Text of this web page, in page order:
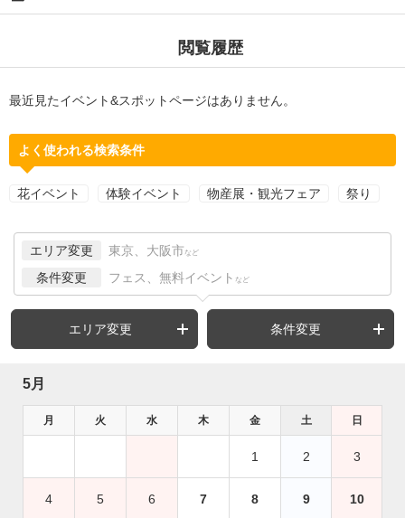
閲覧履歴
最近見たイベント&スポットページはありません。
よく使われる検索条件
花イベント 体験イベント 物産展・観光フェア 祭り
エリア変更 東京、大阪市 など
条件変更 フェス、無料イベント など
エリア変更 条件変更
5月
月 火 水 木 金 土 日
1 2 3
4 5 6 7 8 9 10